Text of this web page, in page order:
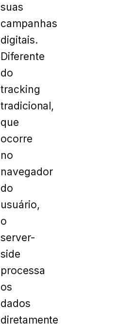
suas
campanhas
digitais.
Diferente
do
tracking
tradicional,
que
ocorre
no
navegador
do
usuário,
o
server-
side
processa
os
dados
diretamente